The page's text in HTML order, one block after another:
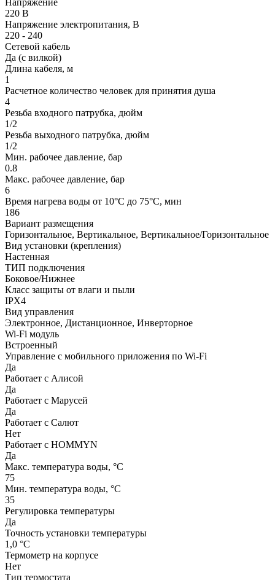
Напряжение
220 В
Напряжение электропитания, В
220 - 240
Сетевой кабель
Да (с вилкой)
Длина кабеля, м
1
Расчетное количество человек для принятия душа
4
Резьба входного патрубка, дюйм
1/2
Резьба выходного патрубка, дюйм
1/2
Мин. рабочее давление, бар
0.8
Макс. рабочее давление, бар
6
Время нагрева воды от 10°С до 75°С, мин
186
Вариант размещения
Горизонтальное, Вертикальное, Вертикальное/Горизонтальное
Вид установки (крепления)
Настенная
ТИП подключения
Боковое/Нижнее
Класс защиты от влаги и пыли
IPX4
Вид управления
Электронное, Дистанционное, Инверторное
Wi-Fi модуль
Встроенный
Управление c мобильного приложения по Wi-Fi
Да
Работает с Алисой
Да
Работает с Марусей
Да
Работает с Салют
Нет
Работает с HOMMYN
Да
Макс. температура воды, °С
75
Мин. температура воды, °С
35
Регулировка температуры
Да
Точность установки температуры
1,0 °С
Термометр на корпусе
Нет
Тип термостата